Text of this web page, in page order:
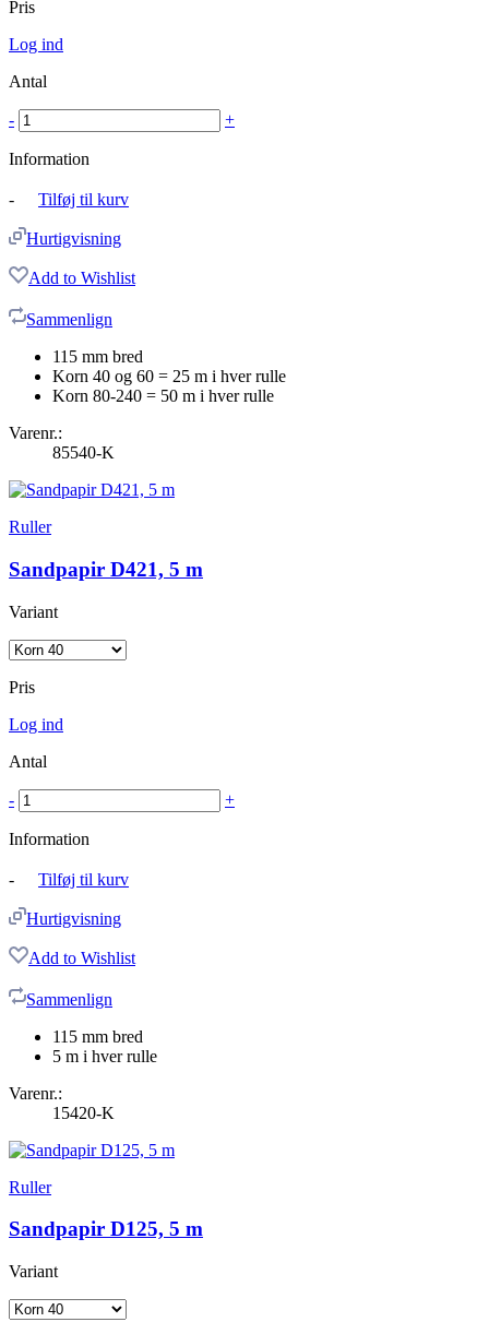
Pris
Log ind
Antal
- +
Information
- Tilføj til kurv
Hurtigvisning
Add to Wishlist
Sammenlign
115 mm bred
Korn 40 og 60 = 25 m i hver rulle
Korn 80-240 = 50 m i hver rulle
Varenr.:
85540-K
Ruller
Sandpapir D421, 5 m
Variant
Pris
Log ind
Antal
- +
Information
- Tilføj til kurv
Hurtigvisning
Add to Wishlist
Sammenlign
115 mm bred
5 m i hver rulle
Varenr.:
15420-K
Ruller
Sandpapir D125, 5 m
Variant